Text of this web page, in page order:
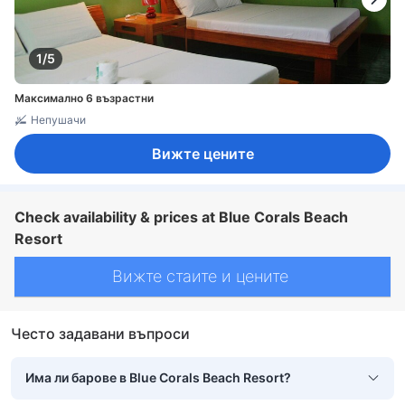
1/5
Максимално 6 възрастни
Непушачи
Вижте цените
Check availability & prices at Blue Corals Beach
Resort
Вижте стаите и цените
Често задавани въпроси
Има ли барове в Blue Corals Beach Resort?